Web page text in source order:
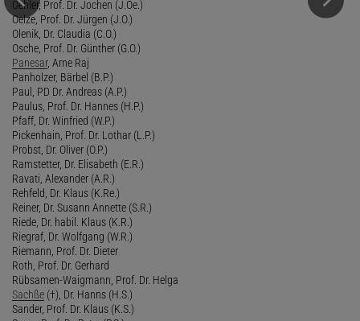
Oehler, Prof. Dr. Jochen (J.Oe.)
Oelze, Prof. Dr. Jürgen (J.O.)
Olenik, Dr. Claudia (C.O.)
Osche, Prof. Dr. Günther (G.O.)
Panesar, Arne Raj
Panholzer, Bärbel (B.P.)
Paul, PD Dr. Andreas (A.P.)
Paulus, Prof. Dr. Hannes (H.P.)
Pfaff, Dr. Winfried (W.P.)
Pickenhain, Prof. Dr. Lothar (L.P.)
Probst, Dr. Oliver (O.P.)
Ramstetter, Dr. Elisabeth (E.R.)
Ravati, Alexander (A.R.)
Rehfeld, Dr. Klaus (K.Re.)
Reiner, Dr. Susann Annette (S.R.)
Riede, Dr. habil. Klaus (K.R.)
Riegraf, Dr. Wolfgang (W.R.)
Riemann, Prof. Dr. Dieter
Roth, Prof. Dr. Gerhard
Rübsamen-Waigmann, Prof. Dr. Helga
Sachße (†), Dr. Hanns (H.S.)
Sander, Prof. Dr. Klaus (K.S.)